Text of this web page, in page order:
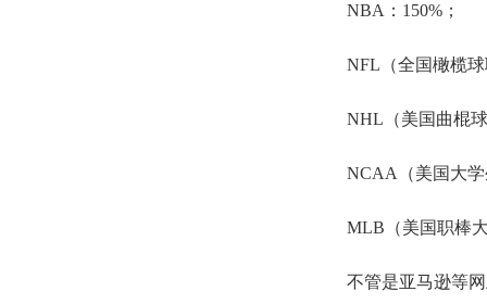
NBA：150%；
NFL（全国橄榄
NHL（美国曲棍
NCAA（美国大
MLB（美国职棒
不管是亚马逊等